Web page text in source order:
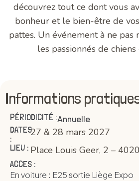
découvrez tout ce dont vous
bonheur et le bien-être de
pattes. Un événement à ne
les passionnés de
Informations
PÉRIODICITÉ :Annuelle
DATES
:
27 & 28 mars 2027
LIEU : Place Louis Geer, 2 –
ACCES :
En voiture : E25 sortie Liège Expo